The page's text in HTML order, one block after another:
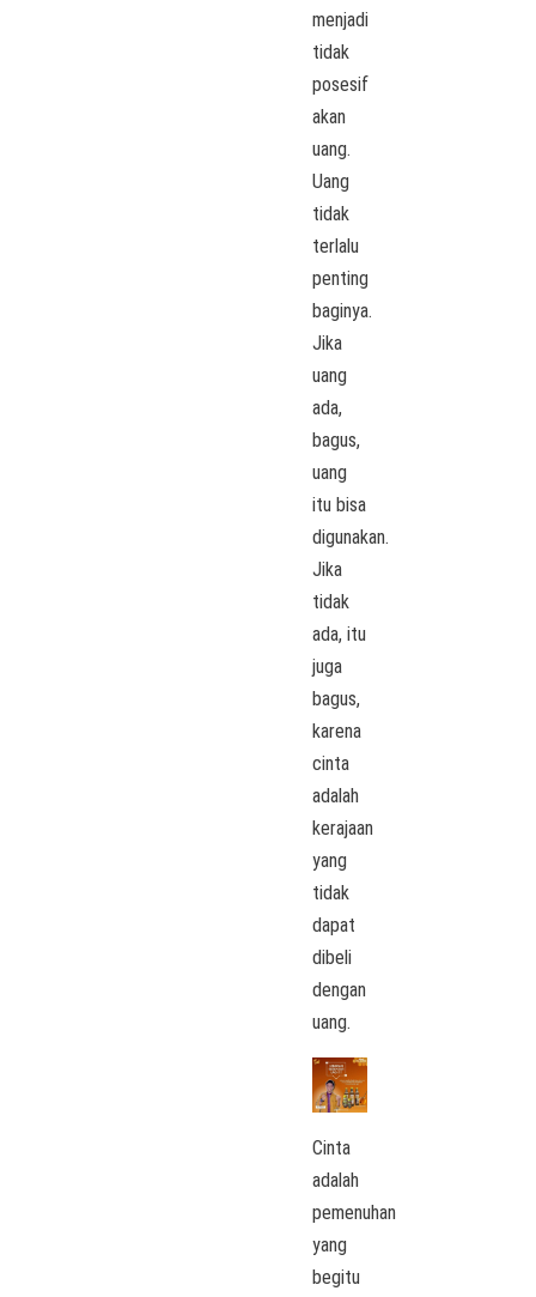
menjadi
tidak
posesif
akan
uang.
Uang
tidak
terlalu
penting
baginya.
Jika
uang
ada,
bagus,
uang
itu bisa
digunakan.
Jika
tidak
ada, itu
juga
bagus,
karena
cinta
adalah
kerajaan
yang
tidak
dapat
dibeli
dengan
uang.
Cinta
adalah
pemenuhan
yang
begitu